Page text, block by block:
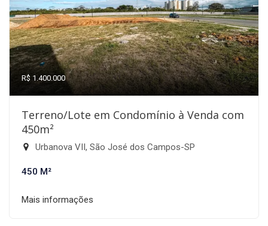
R$ 1.400.000
Terreno/Lote em Condomínio à Venda com
450m²
Urbanova VII, São José dos Campos-SP
450 M²
Mais informações